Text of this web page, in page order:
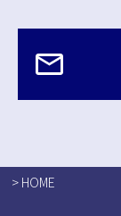
> HOME